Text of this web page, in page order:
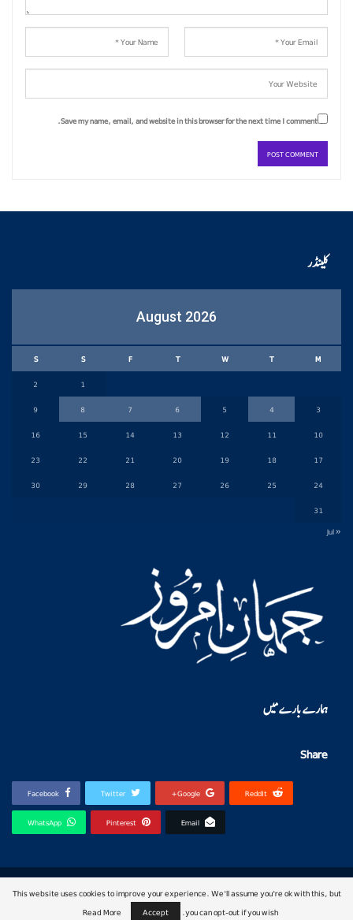
Save my name, email, and website in this browser for the next time I comment.
کلینڈر
August 2026
M
T
W
T
F
S
S
1
2
3
4
5
6
7
8
9
10
11
12
13
14
15
16
17
18
19
20
21
22
23
24
25
26
27
28
29
30
31
« Jul
ہمارے بارے میں
Share
Facebook Twitter Google+ ReddIt
WhatsApp Pinterest Email
© 2026 - jahan-e-imroz. All Rights Reserved.
Website Design:https://www.facebook.com/QAIDigital
This website uses cookies to improve your experience. We'll assume you're ok with this, but
you can opt-out if you wish.
Accept
Read More